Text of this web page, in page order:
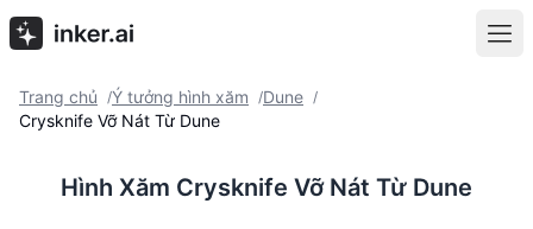
Trang chủ /Ý tưởng hình xăm /Dune /
Crysknife Vỡ Nát Từ Dune
Hình Xăm Crysknife Vỡ Nát Từ Dune